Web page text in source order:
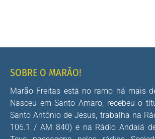
SOBRE O MARÃO!
Marão Freitas está no ramo há mais
Nasceu em Santo Amaro, recebeu o
Santo Antônio de Jesus, trabalha na
106.1 / AM 840) e na Rádio Andaiá